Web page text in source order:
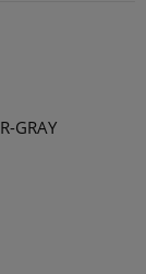
GRAY